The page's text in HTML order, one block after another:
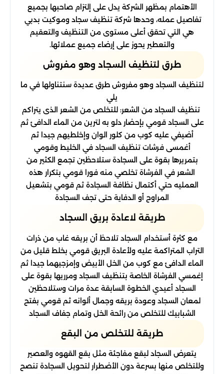
الأهتمام بمظهر الشركة يدل على إلتزام صاحبها بجميع
تفاصيل عمله، وحدها شركة تنظيف سجاد وموكيت بدبي
هي التي تحقق أعلى مستوى من التنظيف والتعقيم
والتعطير يحوز على إرضاء جميع عملائها.
طرق لتنظيف السجاد وهو مفروش
لتنظيف السجاد وهو مفروش طرق عديدة سنتناولها في ما
يلي
تنظيف السجاد من الشعر: للتخلص من الشعر الذى يتراكم
على السجاد قومي بإحضار دلو به لترين من الماء الدافئ ثم
أضيفي عليه كوب من كلور الوان وإخلطيهم جيدا ثم
أغمسى فرشات تنظيف السجاد في الخليط وقومي
بتمريرها بقوة على السجادة ستلاحظين تجمع الكثير من
الشعر في الفرشاة تخلصي منه فورا قومي بتكرار هذه
العمليه حتي أكتمال نظافة السجادة ثم قومي بتشعيل
المراوح أو الدفاية حتى تجف السجادة
طريقة لاعادة بريق السجاد
مع كثرة أستخدام السجاد تلاحظ أن بريقه غاب من ذرات
التراب المتراكمة عليه ولأعادة البريق قومي بخلط قليل من
الماء الدافئ مع كوب من الخل الأبيض وإمزجيهما جيدا ثم
إغمسي الفرشاة الخاصة بتنظيف السجاد ومرريها بقوة على
السجاد أعيدي الخطوة السابقة عدة مرات وستلاحظين
لمعان السجاد وعودة بريقه وجمال ألوانه ثم قومي بفتح
الشبابيك للتخلص من رائحة الخل وتمام جفاف السجاد
طريقة للتخلص من البقع
يتعرض السجاد لبقع مفاجئة مثل بقع القهوه والعصير
وللتخلص منها بسرعة دون الأضطرار لتحويل السجادة تنصح